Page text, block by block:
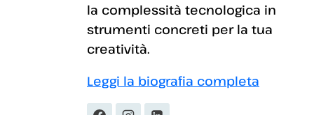
la complessità tecnologica in
strumenti concreti per la tua
creatività.
Leggi la biografia completa